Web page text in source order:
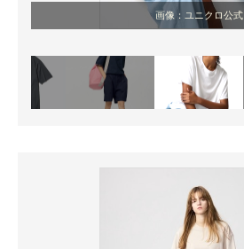
画像：ユニクロ公式